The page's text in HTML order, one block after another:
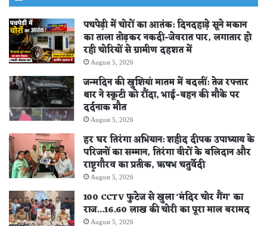
पचपेड़ी में चोरों का आतंक: दिनदहाड़े सूने मकान
का ताला तोड़कर नकदी-जेवरात पार, लगातार हो
रही चोरियों से ग्रामीण दहशत में
August 5, 2026
जन्मदिन की खुशियां मातम में बदलीं: तेज रफ्तार
थार ने स्कूटी को रौंदा, भाई-बहन की मौके पर
दर्दनाक मौत
August 5, 2026
हर घर तिरंगा अभियान: शहीद दीपक उपाध्याय के
परिजनों का सम्मान, तिरंगा वीरों के बलिदान और
राष्ट्रगौरव का प्रतीक, ऋषभ चतुर्वेदी
August 5, 2026
100 CCTV फुटेज से खुला ‘मंदिर चोर गैंग’ का
राज…16.60 लाख की चोरी का पूरा माल बरामद
August 5, 2026